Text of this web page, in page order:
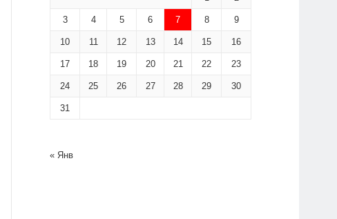
3 4 5 6 7 8 9
10 11 12 13 14 15 16
17 18 19 20 21 22 23
24 25 26 27 28 29 30
31
« Янв